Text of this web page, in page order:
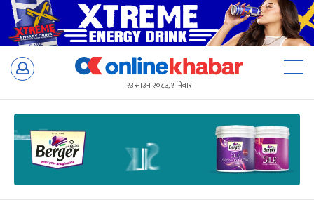
Skip
२३ साउन २०८३, शनिबार